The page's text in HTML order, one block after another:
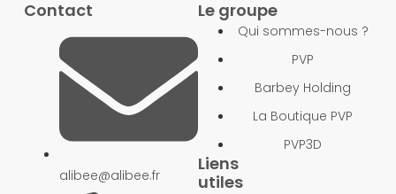
Contact
alibee@alibee.fr
Le groupe
Qui sommes-nous ?
PVP
Barbey Holding
La Boutique PVP
PVP3D
Liens
utiles